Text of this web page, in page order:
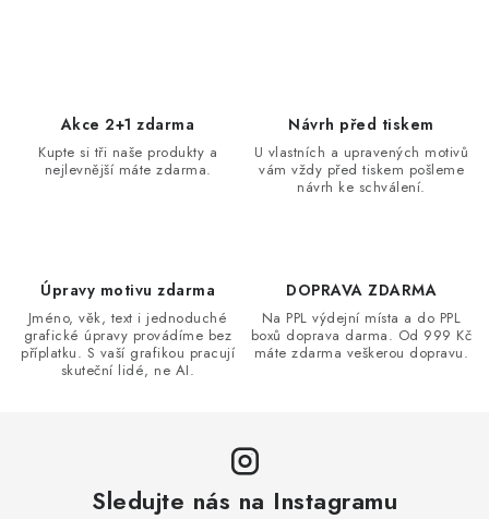
Akce 2+1 zdarma
Kupte si tři naše produkty a
nejlevnější máte zdarma.
Návrh před tiskem
U vlastních a upravených motivů
vám vždy před tiskem pošleme
návrh ke schválení.
Úpravy motivu zdarma
Jméno, věk, text i jednoduché
grafické úpravy provádíme bez
příplatku. S vaší grafikou pracují
skuteční lidé, ne AI.
DOPRAVA ZDARMA
Na PPL výdejní místa a do PPL
boxů doprava darma. Od 999 Kč
máte zdarma veškerou dopravu.
Sledujte nás na Instagramu